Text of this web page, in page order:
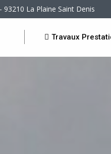
93210 La Plaine Saint Denis
Travaux